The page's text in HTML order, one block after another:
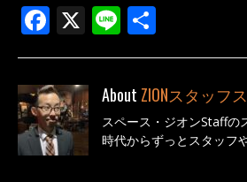
F
ac
e
b
o
o
X Li
n 有
About ZIONスタッフ
スペース・ジオンStaffの
時代からずっとスタッフ